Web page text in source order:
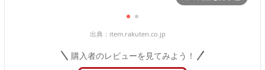
出典： item.rakuten.co.jp
購入者のレビューを見てみよう！